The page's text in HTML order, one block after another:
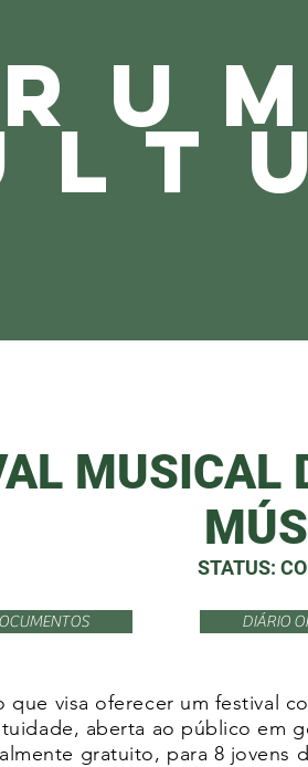
MUSICAL
STATUS:
DIÁRIO
visa oferecer um festival
aberta ao público em
gratuito, para 8 jovens